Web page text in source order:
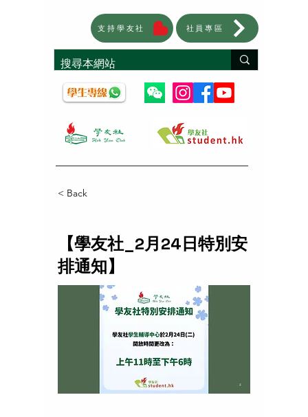
支持學友社 社員專區
< Back
【學友社_2月24日特別安
排通知】